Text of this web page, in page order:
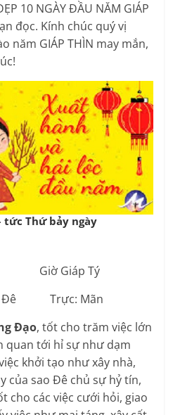
10 NGÀY ĐẦU NĂM GIÁP
đọc. Kính chúc quý vị
năm GIÁP THÌN may mắn,
tức Thứ bảy ngày
Giờ Giáp Tý
Trực: Mãn
Đạo, tốt cho trăm việc lớn
quan tới hỉ sự như dạm
khởi tạo như xây nhà,
của sao Đê chủ sự hỷ tín,
cho các việc cưới hỏi, giao